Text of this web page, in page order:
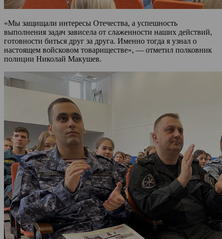
«Мы защищали интересы Отечества, а успешность
выполнения задач зависела от слаженности наших действий,
готовности биться друг за друга. Именно тогда я узнал о
настоящем войсковом товариществе», — отметил полковник
полиции Николай Макушев.